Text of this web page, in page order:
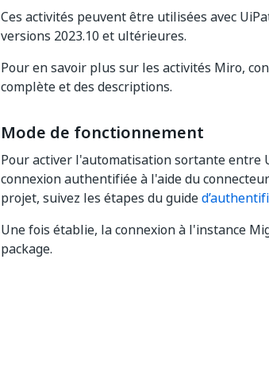
Ces activités peuvent être utilisées avec
versions 2023.10 et ultérieures.
Pour en savoir plus sur les activités Miro,
complète et des descriptions.
Mode de fonctionnement
Pour activer l'automatisation sortante entre
connexion authentifiée à l'aide du
projet, suivez les étapes du guide
Une fois établie, la connexion à l'instance
package.